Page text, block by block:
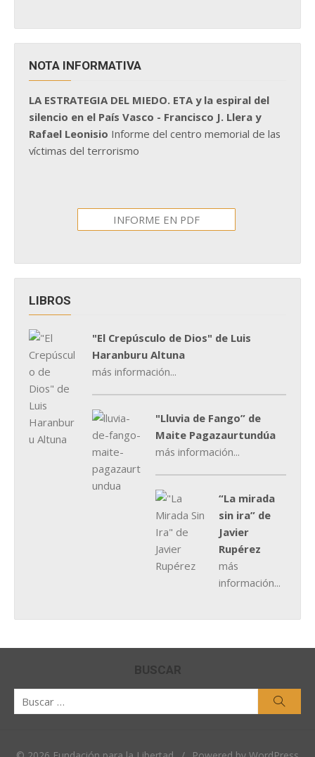
NOTA INFORMATIVA
LA ESTRATEGIA DEL MIEDO. ETA y la espiral del
silencio en el País Vasco - Francisco J. Llera y
Rafael Leonisio Informe del centro memorial de las
víctimas del terrorismo
INFORME EN PDF
LIBROS
"El Crepúsculo de Dios" de Luis
Haranburu Altuna
más información...
"Lluvia de Fango” de
Maite Pagazaurtundúa
más información...
“La mirada
sin ira” de
Javier
Rupérez
más
información...
BUSCAR